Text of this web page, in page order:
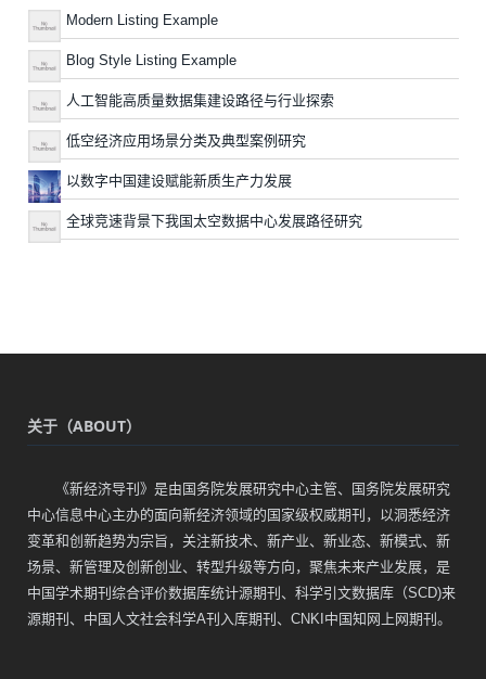
Modern Listing Example
Blog Style Listing Example
人工智能高质量数据集建设路径与行业探索
低空经济应用场景分类及典型案例研究
以数字中国建设赋能新质生产力发展
全球竞速背景下我国太空数据中心发展路径研究
关于（ABOUT）
《新经济导刊》是由国务院发展研究中心主管、国务院发展研究
中心信息中心主办的面向新经济领域的国家级权威期刊，以洞悉经济
变革和创新趋势为宗旨，关注新技术、新产业、新业态、新模式、新
场景、新管理及创新创业、转型升级等方向，聚焦未来产业发展，是
中国学术期刊综合评价数据库统计源期刊、科学引文数据库（SCD)来
源期刊、中国人文社会科学A刊入库期刊、CNKI中国知网上网期刊。